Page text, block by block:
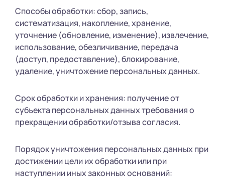
Способы обработки: сбор, запись,
систематизация, накопление, хранение,
уточнение (обновление, изменение), извлечение,
использование, обезличивание, передача
(доступ, предоставление), блокирование,
удаление, уничтожение персональных данных.
Срок обработки и хранения: получение от
субъекта персональных данных требования о
прекращении обработки/отзыва согласия.
Порядок уничтожения персональных данных при
достижении цели их обработки или при
наступлении иных законных оснований: